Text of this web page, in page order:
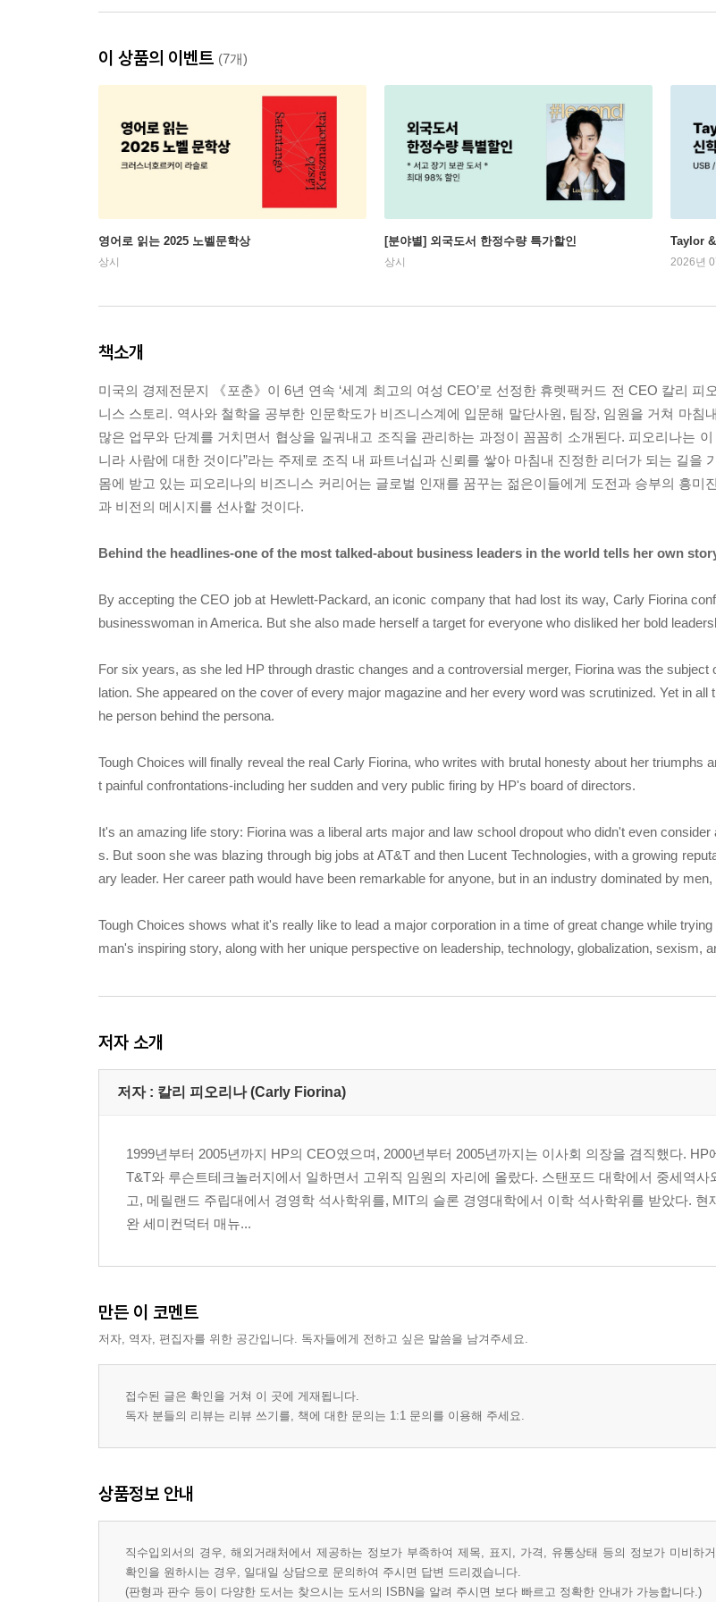
이 상품의 이벤트 (7개)
영어로 읽는 2025 노벨문학상
상시
[분야별] 외국도서 한정수량 특가할인
상시
Taylor
2026년
책소개
미국의 경제전문지 《포춘》이 6년 연속 ‘세계 최고의 여성 CEO’로 선정한 휴렛팩커드 전 CEO 칼리 피
니스 스토리. 역사와 철학을 공부한 인문학도가 비즈니스계에 입문해 말단사원, 팀장, 임원을 거쳐 마침
많은 업무와 단계를 거치면서 협상을 일궈내고 조직을 관리하는 과정이 꼼꼼히 소개된다. 피오리나는
니라 사람에 대한 것이다”라는 주제로 조직 내 파트너십과 신뢰를 쌓아 마침내 진정한 리더가 되는 길을
몸에 받고 있는 피오리나의 비즈니스 커리어는 글로벌 인재를 꿈꾸는 젊은이들에게 도전과 승부의 흥미
과 비전의 메시지를 선사할 것이다.
Behind the headlines-one of the most talked-about business leaders in the world tells her own
By accepting the CEO job at Hewlett-Packard, an iconic company that had lost its way, Carly Fiorina
businesswoman in America. But she also made herself a target for everyone who disliked her bold
For six years, as she led HP through drastic changes and a controversial merger, Fiorina was the
lation. She appeared on the cover of every major magazine and her every word was scrutinized. Yet in all
he person behind the persona.
Tough Choices will finally reveal the real Carly Fiorina, who writes with brutal honesty about her triumphs
t painful confrontations-including her sudden and very public firing by HP's board of directors.
It's an amazing life story: Fiorina was a liberal arts major and law school dropout who didn't even
s. But soon she was blazing through big jobs at AT&T and then Lucent Technologies, with a growing
ary leader. Her career path would have been remarkable for anyone, but in an industry dominated by
Tough Choices shows what it's really like to lead a major corporation in a time of great change while
man's inspiring story, along with her unique perspective on leadership, technology, globalization, sexism,
저자 소개
저자 : 칼리 피오리나 (Carly Fiorina)
1999년부터 2005년까지 HP의 CEO였으며, 2000년부터 2005년까지는 이사회 의장을 겸직했다.
T&T와 루슨트테크놀러지에서 일하면서 고위직 임원의 자리에 올랐다. 스탠포드 대학에서 중세역사
고, 메릴랜드 주립대에서 경영학 석사학위를, MIT의 슬론 경영대학에서 이학 석사학위를 받았다. 현
완 세미컨덕터 매뉴...
만든 이 코멘트
저자, 역자, 편집자를 위한 공간입니다. 독자들에게 전하고 싶은 말씀을 남겨주세요.
접수된 글은 확인을 거쳐 이 곳에 게재됩니다.
독자 분들의 리뷰는 리뷰 쓰기를, 책에 대한 문의는 1:1 문의를 이용해 주세요.
상품정보 안내
직수입외서의 경우, 해외거래처에서 제공하는 정보가 부족하여 제목, 표지, 가격, 유통상태 등의 정보가 미비하
확인을 원하시는 경우, 일대일 상담으로 문의하여 주시면 답변 드리겠습니다.
(판형과 판수 등이 다양한 도서는 찾으시는 도서의 ISBN을 알려 주시면 보다 빠르고 정확한 안내가 가능합니다.)